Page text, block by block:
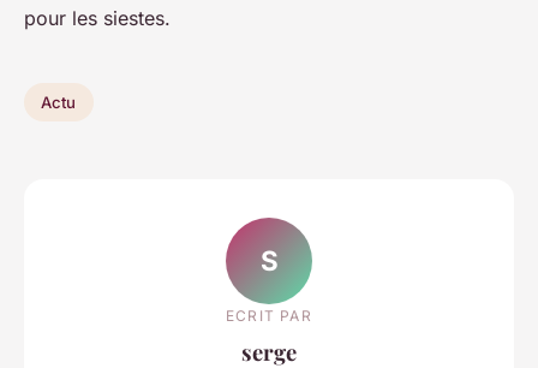
pour les siestes.
Actu
S
ECRIT PAR
serge